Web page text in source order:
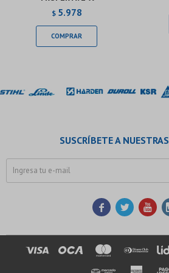
$ 5.978
SUSCRÍBETE A
  